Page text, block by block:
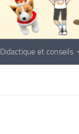
Didactique et conseils